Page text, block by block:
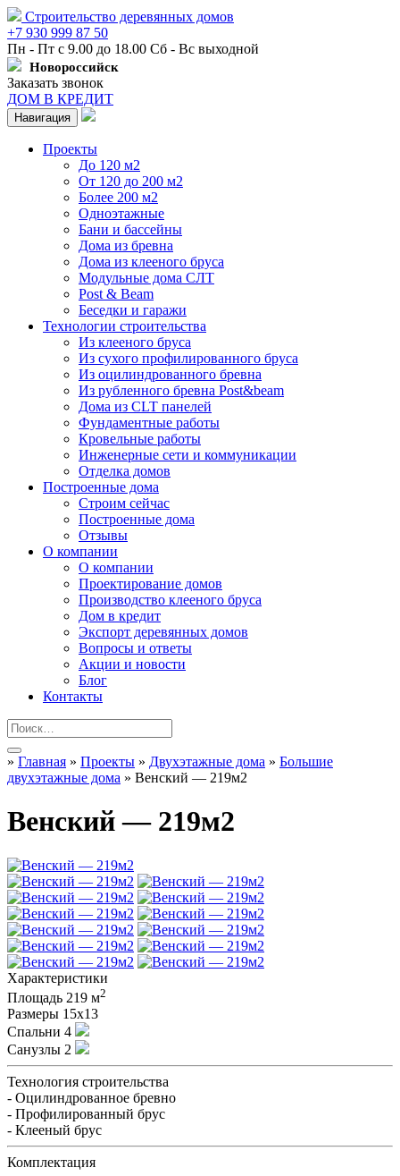
Строительство деревянных домов
+7 930 999 87 50
Пн - Пт с 9.00 до 18.00 Сб - Вс выходной
Новороссийск
Заказать звонок
ДОМ В КРЕДИТ
Навигация
Проекты
До 120 м2
От 120 до 200 м2
Более 200 м2
Одноэтажные
Бани и бассейны
Дома из бревна
Дома из клееного бруса
Модульные дома СЛТ
Post & Beam
Беседки и гаражи
Технологии строительства
Из клееного бруса
Из сухого профилированного бруса
Из оцилиндрованного бревна
Из рубленного бревна Post&beam
Дома из CLT панелей
Фундаментные работы
Кровельные работы
Инженерные сети и коммуникации
Отделка домов
Построенные дома
Строим сейчас
Построенные дома
Отзывы
О компании
О компании
Проектирование домов
Производство клееного бруса
Дом в кредит
Экспорт деревянных домов
Вопросы и ответы
Акции и новости
Блог
Контакты
» Главная » Проекты » Двухэтажные дома » Большие
двухэтажные дома » Венский — 219м2
Венский — 219м2
Характеристики
Площадь 219 м2
Размеры 15х13
Спальни 4
Санузлы 2
Технология строительства
- Оцилиндрованное бревно
- Профилированный брус
- Клееный брус
Комплектация